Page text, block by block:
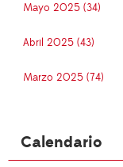
Mayo 2025 (34)
Abril 2025 (43)
Marzo 2025 (74)
Calendario